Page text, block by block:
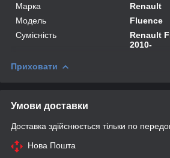
Марка
Renault
Модель
Fluence
Сумісність
Renault
2010-
Приховати
Умови доставки
Доставка здійснюється тільки по
Нова Пошта